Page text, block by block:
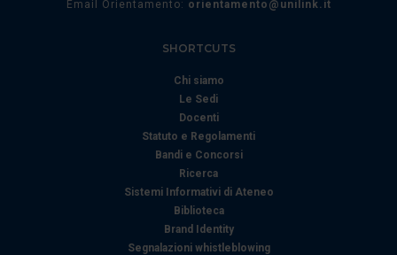
nostri partner che si occupano di analisi dei dati web,
con altre informazioni che ha fornito loro o che hanno
raccolto dal suo utilizzo dei loro servizi.
Email Orientamento: orientamento@unilink.it
SHORTCUTS
Chi siamo
Le Sedi
Docenti
Statuto e Regolamenti
Bandi e Concorsi
Ricerca
Sistemi Informativi di Ateneo
Biblioteca
Brand Identity
Segnalazioni whistleblowing